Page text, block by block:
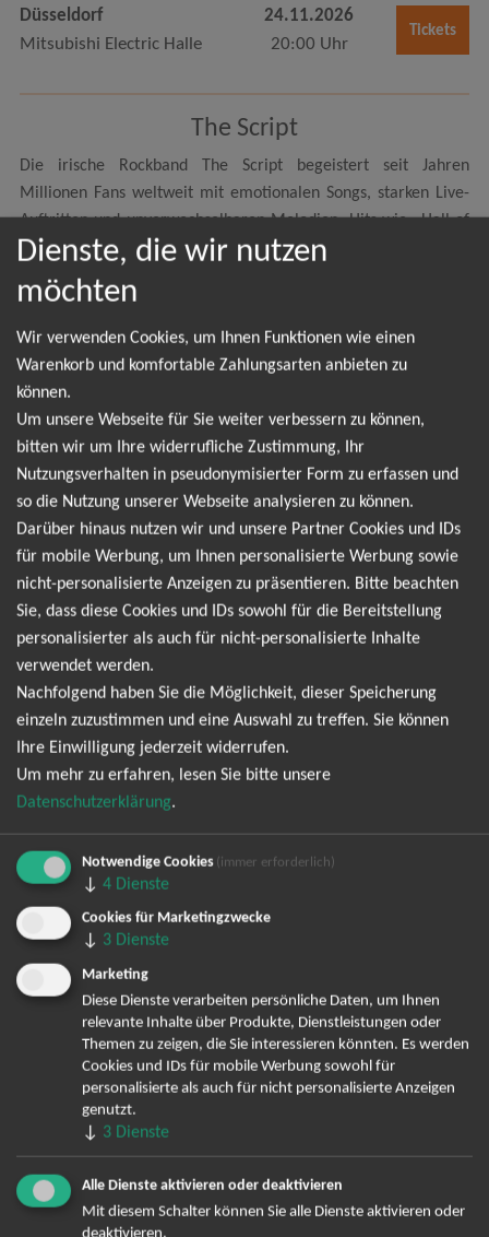
Düsseldorf
Mitsubishi Electric Halle
24.11.2026
20:00 Uhr
Tickets
The Script
Die irische Rockband The Script begeistert seit Jahren
Millionen Fans weltweit mit emotionalen Songs, starken Live-
Auftritten und unverwechselbaren Melodien. Hits wie „Hall of
Fame“, „Breakeven“ oder „Superheroes“ haben The Script
international bekannt gemacht und sorgen bis heute für
ausverkaufte Konzerte und eine riesige Fangemeinde. Wenn du
Tickets für The Script kaufen möchtest, findest du hier alle
Informationen zu aktuellen Konzerten, Tourdaten und
exklusiven Eintrittskarten für unvergessliche Live-Erlebnisse.
The Script steht für mitreißende Rock- und Popmusik, die direkt
ins Herz geht. Die Band aus Irland verbindet emotionale Texte
mit energiegeladenen Sounds und schafft es bei jedem Konzert,
eine besondere Atmosphäre zu erzeugen. Fans schätzen vor
allem die authentischen Live-Shows, bei denen bekannte Songs
genauso gefeiert werden wie neue Hits aus aktuellen Alben.
Wer The Script live erlebt, darf sich auf starke Stimmen, große
Emotionen und echte Gänsehautmomente freuen.
Man In The Arena Tour 2026
TOP-Events
Andrea Berg Tickets
Backstreet Boys Tickets
Unheilig Tickets
Santiano Tickets
Ina Müller Tickets
Bryan Adams Tickets
Andreas Gabalier Tickets
Die Fantastischen Vier Tickets
Herbert Grönemeyer Tickets
Deep Purple Tickets
Howard Carpendale Tickets
Jan Delay & Disko No.1 Tickets
Pur Tickets
Bob Dylan Tickets
Dienste, die wir nutzen
möchten
Wir verwenden Cookies, um Ihnen Funktionen wie einen
Warenkorb und komfortable Zahlungsarten anbieten zu
können.
Um unsere Webseite für Sie weiter verbessern zu können,
bitten wir um Ihre widerrufliche Zustimmung, Ihr
Nutzungsverhalten in pseudonymisierter Form zu erfassen und
so die Nutzung unserer Webseite analysieren zu können.
Darüber hinaus nutzen wir und unsere Partner Cookies und IDs
für mobile Werbung, um Ihnen personalisierte Werbung sowie
nicht-personalisierte Anzeigen zu präsentieren. Bitte beachten
Sie, dass diese Cookies und IDs sowohl für die Bereitstellung
personalisierter als auch für nicht-personalisierte Inhalte
verwendet werden.
Nachfolgend haben Sie die Möglichkeit, dieser Speicherung
einzeln zuzustimmen und eine Auswahl zu treffen. Sie können
Ihre Einwilligung jederzeit widerrufen.
Um mehr zu erfahren, lesen Sie bitte unsere
Datenschutzerklärung.
Notwendige Cookies (immer erforderlich)
↓ 4 Dienste
Cookies für Marketingzwecke
↓ 3 Dienste
Marketing
Diese Dienste verarbeiten persönliche Daten, um Ihnen
relevante Inhalte über Produkte, Dienstleistungen oder
Themen zu zeigen, die Sie interessieren könnten. Es werden
Cookies und IDs für mobile Werbung sowohl für
personalisierte als auch für nicht personalisierte Anzeigen
genutzt.
↓ 3 Dienste
Alle Dienste aktivieren oder deaktivieren
Mit diesem Schalter können Sie alle Dienste aktivieren oder
deaktivieren.